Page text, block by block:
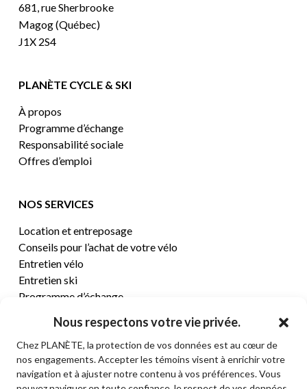
Nous respectons votre vie privée.
Chez PLANÈTE, la protection de vos données est au cœur de
nos engagements. Accepter les témoins visent à enrichir votre
navigation et à ajuster notre contenu à vos préférences. Vous
681, rue Sherbrooke
Magog (Québec)
J1X 2S4
PLANÈTE CYCLE & SKI
À propos
Programme d’échange
Responsabilité sociale
Offres d’emploi
NOS SERVICES
Location et entreposage
Conseils pour l’achat de votre vélo
Entretien vélo
Entretien ski
Programme d’échange
CENTRE D’AIDE
Termes et conditions de vente
Retours et remboursements